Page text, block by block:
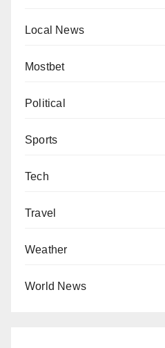
Local News
Mostbet
Political
Sports
Tech
Travel
Weather
World News